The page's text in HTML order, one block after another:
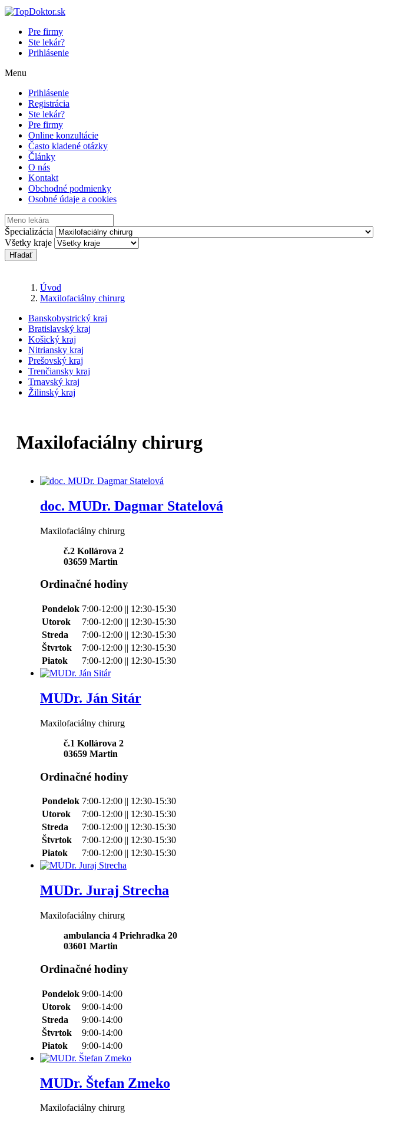
Pre firmy
Ste lekár?
Prihlásenie
Menu
Prihlásenie
Registrácia
Ste lekár?
Pre firmy
Online konzultácie
Často kladené otázky
Články
O nás
Kontakt
Obchodné podmienky
Osobné údaje a cookies
Špecializácia
Všetky kraje
Hľadať
Úvod
Maxilofaciálny chirurg
Banskobystrický kraj
Bratislavský kraj
Košický kraj
Nitriansky kraj
Prešovský kraj
Trenčiansky kraj
Trnavský kraj
Žilinský kraj
Maxilofaciálny chirurg
doc. MUDr. Dagmar Statelová
Maxilofaciálny chirurg
č.2 Kollárova 2
03659 Martin
Ordinačné hodiny
Pondelok 7:00-12:00 || 12:30-15:30
Utorok
7:00-12:00 || 12:30-15:30
Streda
7:00-12:00 || 12:30-15:30
Štvrtok
7:00-12:00 || 12:30-15:30
Piatok
7:00-12:00 || 12:30-15:30
MUDr. Ján Sitár
Maxilofaciálny chirurg
č.1 Kollárova 2
03659 Martin
Ordinačné hodiny
Pondelok 7:00-12:00 || 12:30-15:30
Utorok
7:00-12:00 || 12:30-15:30
Streda
7:00-12:00 || 12:30-15:30
Štvrtok
7:00-12:00 || 12:30-15:30
Piatok
7:00-12:00 || 12:30-15:30
MUDr. Juraj Strecha
Maxilofaciálny chirurg
ambulancia 4 Priehradka 20
03601 Martin
Ordinačné hodiny
Pondelok 9:00-14:00
Utorok
9:00-14:00
Streda
9:00-14:00
Štvrtok
9:00-14:00
Piatok
9:00-14:00
MUDr. Štefan Zmeko
Maxilofaciálny chirurg